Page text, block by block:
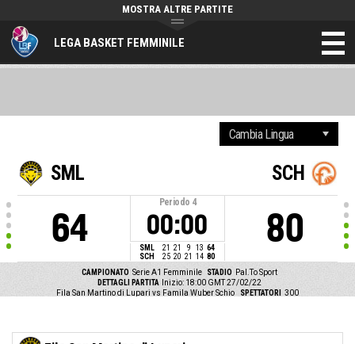
LEGA BASKET FEMMINILE
MOSTRA ALTRE PARTITE
SML
64
Periodo 4
00:00
SML 21 21 9 13 64
SCH
25 20 21 14 80
SCH
80
CAMPIONATO Serie A1 Femminile STADIO Pal.To Sport
DETTAGLI PARTITA
Inizio: 18:00 GMT 27/02/22
Fila San Martino di Lupari vs Famila Wuber Schio
SPETTATORI 300